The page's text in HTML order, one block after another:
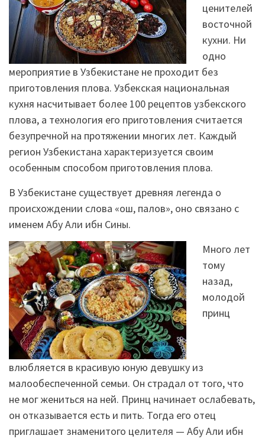
ценителей
восточной
кухни. Ни
одно
мероприятие в Узбекистане не проходит без
приготовления плова. Узбекская национальная
кухня насчитывает более 100 рецептов узбекского
плова, а технология его приготовления считается
безупречной на протяжении многих лет. Каждый
регион Узбекистана характеризуется своим
особенным способом приготовления плова.
В Узбекистане существует древняя легенда о
происхождении слова «ош, палов», оно связано с
именем Абу Али ибн Сины.
Много лет
тому
назад,
молодой
принц
влюбляется в красивую юную девушку из
малообеспеченной семьи. Он страдал от того, что
не мог жениться на ней. Принц начинает ослабевать,
он отказывается есть и пить. Тогда его отец
приглашает знаменитого целителя — Абу Али ибн